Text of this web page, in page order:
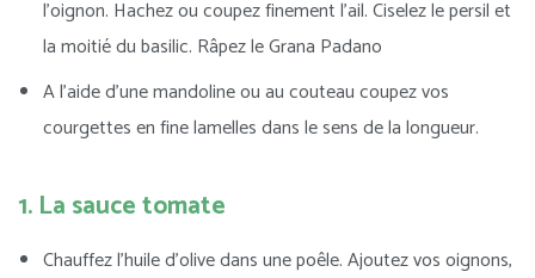
l’oignon. Hachez ou coupez finement l’ail. Ciselez le persil et
la moitié du basilic. Râpez le Grana Padano
A l’aide d’une mandoline ou au couteau coupez vos
courgettes en fine lamelles dans le sens de la longueur.
1. La sauce tomate
Chauffez l’huile d’olive dans une poêle. Ajoutez vos oignons,